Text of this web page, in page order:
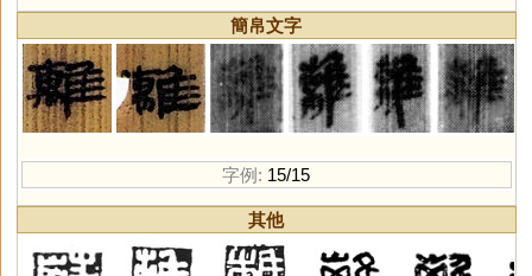
簡帛文字
字例: 15/15
其他